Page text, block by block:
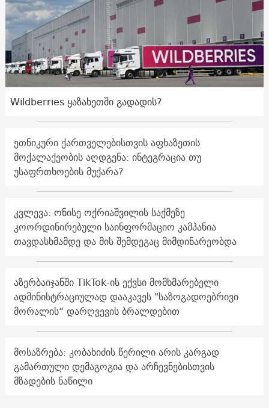
Wildberries ყაზახეთში გადადის?
ეთნიკური ქართველებისთვის აფხაზეთის
მოქალაქეობის აღდგენა: ინტეგრაცია თუ
უსაფრთხოების მუქარა?
კვლევა: ონისე ოქრიაშვილის საქმეზე
კოორდინირებული საინფორმაციო კამპანია
თავდასხმამდე და მის შემდეგაც მიმდინარეობდა
აზერბაიჯანში TikTok-ის ექვსი მომხმარებელი
ადმინისტრაციულად დააკავეს "საზოგადოებრივი
მორალის“ დარღვევის ბრალდებით
მოსაზრება: კობახიძის წერილი არის კარგად
გამართული დემაგოგია და არჩევნებისთვის
მზადების ნაწილი